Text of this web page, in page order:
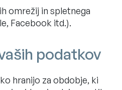
omrežij in spletnega
Facebook itd.).
podatkov
hranijo za obdobje, ki